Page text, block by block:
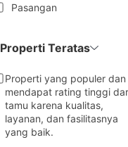
Pasangan
Properti Teratas
Properti yang populer dan
mendapat rating tinggi
tamu karena kualitas,
layanan, dan fasilitasnya
yang baik.